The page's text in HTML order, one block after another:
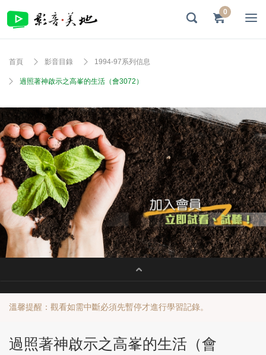
0
首頁 影音目錄 1994-97系列信息
過照著神啟示之高峯的生活（會3072）
溫馨提醒：觀看如需中斷必須先暫停才進行學習記錄。
過照著神啟示之高峯的生活（會